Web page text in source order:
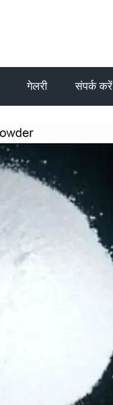
गेलरी संपर्क करें